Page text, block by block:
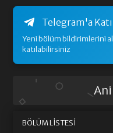
Telegram'a
Yeni bölüm bildirimlerini
katılabilirsiniz
BÖLÜM LISTESI